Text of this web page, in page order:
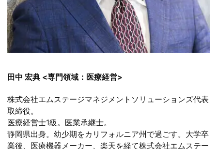
田中 宏典 <専門領域：医療経営>
株式会社エムステージマネジメントソリューションズ代表
取締役。
医療経営士1級。医業承継士。
静岡県出身。幼少期をカリフォルニア州で過ごす。大学卒
業後、医療機器メーカー、楽天を経て株式会社エムステー